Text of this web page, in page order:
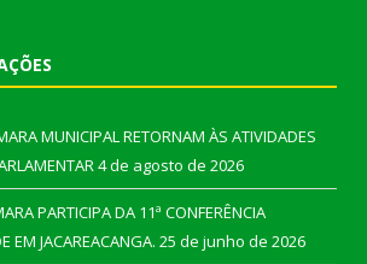
MUNICIPAL RETORNAM ÀS ATIVIDADES
4 de agosto de 2026
PARTICIPA DA 11ª CONFERÊNCIA
EM JACAREACANGA. 25 de junho de 2026